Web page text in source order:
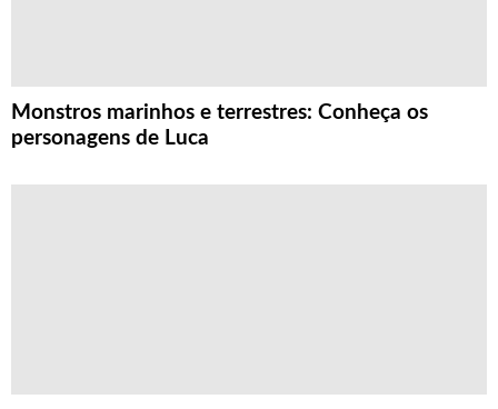
Monstros marinhos e terrestres: Conheça os
personagens de Luca